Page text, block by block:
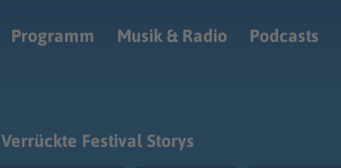
Programm
Musik & Radio Podcasts
Verrückte Festival Storys